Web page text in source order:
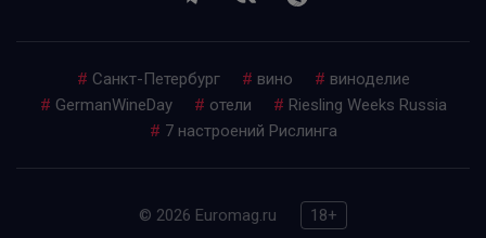
# Санкт-Петербург # вино # виноделие
# GermanWineDay # отели # Riesling Weeks Russia
# 7 настроений Рислинга
© 2026 Euromag.ru 18+